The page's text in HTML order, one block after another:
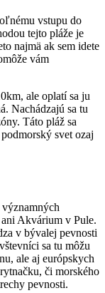
vstupu do
tejto pláže je
najmä ak sem idete
vám
ale oplatí sa ju
Nachádzajú sa tu
Táto pláž sa
svet ozaj
Akvárium v Pule.
v bývalej pevnosti
sa tu môžu
ale aj európskych
či morského
pevnosti.